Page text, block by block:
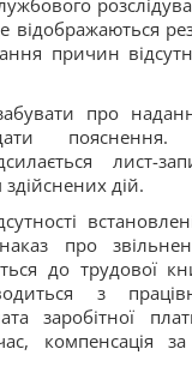
відображаються
причин
про
лист-
дій.
про
до трудової
з
заробітної
компенсація